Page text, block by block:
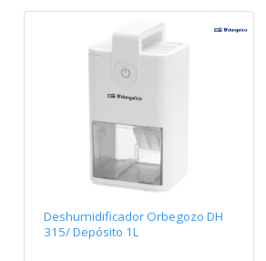
Deshumidificador Orbegozo DH
315/ Depósito 1L